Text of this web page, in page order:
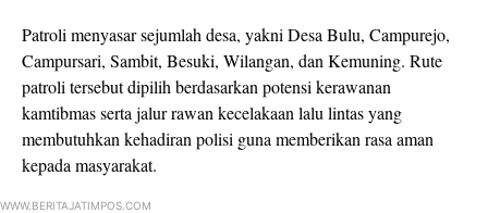
Patroli menyasar sejumlah desa, yakni Desa Bulu, Campurejo,
Campursari, Sambit, Besuki, Wilangan, dan Kemuning. Rute
patroli tersebut dipilih berdasarkan potensi kerawanan
kamtibmas serta jalur rawan kecelakaan lalu lintas yang
membutuhkan kehadiran polisi guna memberikan rasa aman
kepada masyarakat.
WWW.BERITAJATIMPOS.COM